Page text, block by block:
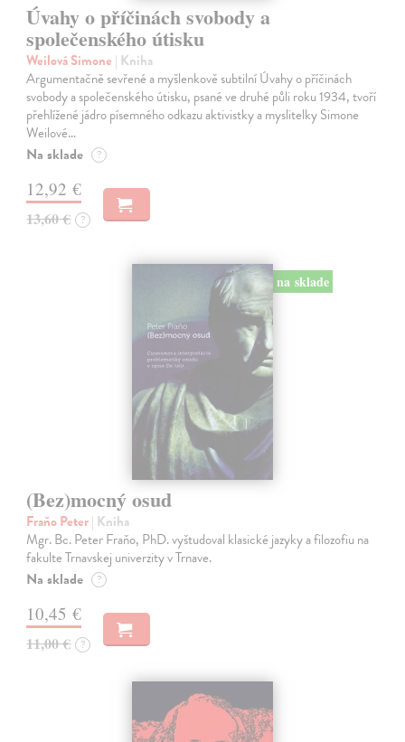
Úvahy o příčinách svobody a
společenského útisku
Weilová Simone | Kniha
Argumentačně sevřené a myšlenkově subtilní Úvahy o příčinách
svobody a společenského útisku, psané ve druhé půli roku 1934, tvoří
přehlížené jádro písemného odkazu aktivistky a myslitelky Simone
Weilové…
Na sklade ?
12,92 €
13,60 € ?
na sklade
(Bez)mocný osud
Fraňo Peter| Kniha
Mgr. Bc. Peter Fraňo, PhD. vyštudoval klasické jazyky a filozofiu na
fakulte Trnavskej univerzity v Trnave.
Na sklade ?
10,45 €
11,00 € ?